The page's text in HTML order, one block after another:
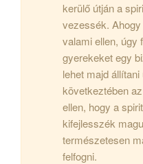
kerülő útján a
vezessék.
valami ellen, úgy
gyerekeket egy
lehet majd
következtében
ellen, hogy a
kifejlesszék
természetesen
felfogni.